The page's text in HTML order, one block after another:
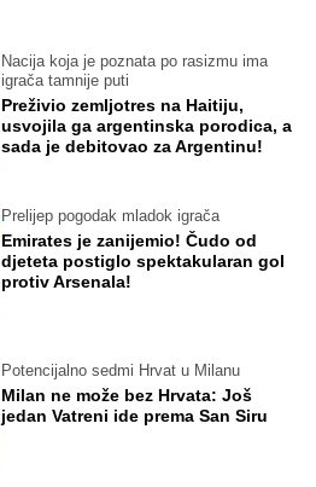
Nacija koja je poznata po rasizmu ima
igrača tamnije puti
Preživio zemljotres na Haitiju,
usvojila ga argentinska porodica, a
sada je debitovao za Argentinu!
Prelijep pogodak mladok igrača
Emirates je zanijemio! Čudo od
djeteta postiglo spektakularan gol
protiv Arsenala!
Potencijalno sedmi Hrvat u Milanu
Milan ne može bez Hrvata: Još
jedan Vatreni ide prema San Siru